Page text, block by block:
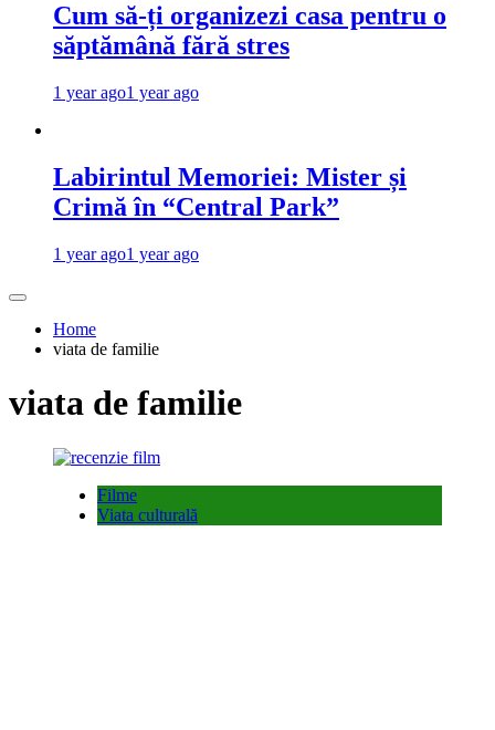
Cum să-ți organizezi casa pentru o
săptămână fără stres
1 year ago1 year ago
Labirintul Memoriei: Mister și
Crimă în “Central Park”
1 year ago1 year ago
Home
viata de familie
viata de familie
Filme
Viata culturală